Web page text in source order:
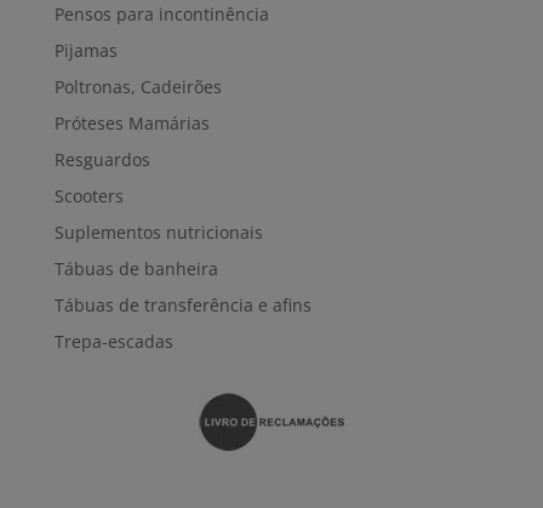
Pensos para incontinência
Pijamas
Poltronas, Cadeirões
Próteses Mamárias
Resguardos
Scooters
Suplementos nutricionais
Tábuas de banheira
Tábuas de transferência e afins
Trepa-escadas